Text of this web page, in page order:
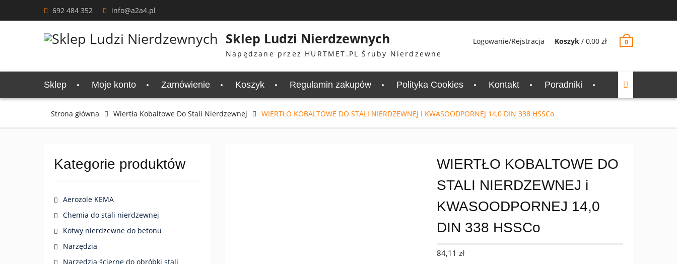
692 484 352 info@a2a4.pl
Sklep Ludzi Nierdzewnych
Napędzane przez HURTMET.PL Śruby Nierdzewne
Logowanie/Rejstracja Koszyk / 0,00 zł 0
Sklep Moje konto Zamówienie Koszyk Regulamin zakupów Polityka Cookies Kontakt Poradniki
Strona główna Wiertła Kobaltowe Do Stali Nierdzewnej WIERTŁO KOBALTOWE DO STALI NIERDZEWNEJ i KWASOODPORNEJ 14,0 DIN 338 HSSCo
WIERTŁO KOBALTOWE DO
STALI NIERDZEWNEJ i
KWASOODPORNEJ 14,0
DIN 338 HSSCo
84,11zł
Kategorie produktów
Aerozole KEMA
Chemia do stali nierdzewnej
Kotwy nierdzewne do betonu
Narzędzia
Narzędzia ścierne do obróbki stali